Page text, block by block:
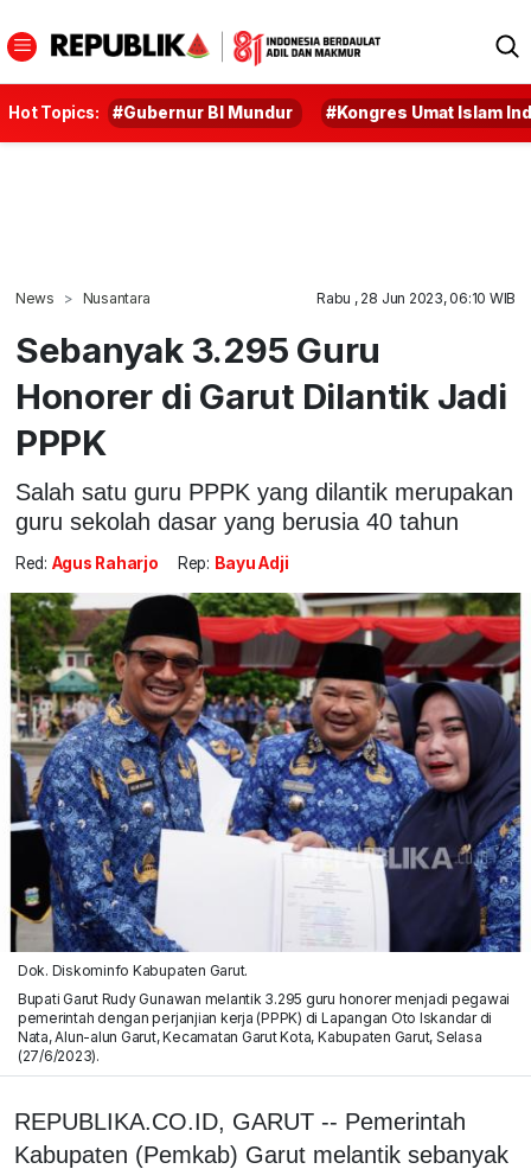
Hot Topics: #Gubernur BI Mundur #Kongres Umat Islam
News Nusantara Rabu , 28 Jun 2023, 06:10 WIB
Sebanyak 3.295 Guru
Honorer di Garut Dilantik Jadi
PPPK
Salah satu guru PPPK yang dilantik merupakan
guru sekolah dasar yang berusia 40 tahun
Red: Agus Raharjo Rep: Bayu Adji
Dok. Diskominfo Kabupaten Garut.
Bupati Garut Rudy Gunawan melantik 3.295 guru honorer menjadi pegawai
pemerintah dengan perjanjian kerja (PPPK) di Lapangan Oto Iskandar di
Nata, Alun-alun Garut, Kecamatan Garut Kota, Kabupaten Garut, Selasa
(27/6/2023).
REPUBLIKA.CO.ID, GARUT -- Pemerintah
Kabupaten (Pemkab) Garut melantik sebanyak